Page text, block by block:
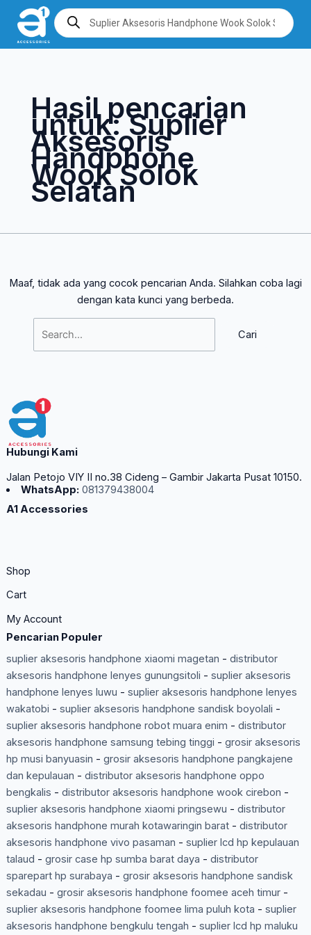
Lewati
konten
Products
search
Hasil pencarian
untuk:Suplier
Aksesoris
Handphone
Wook Solok
Selatan
Maaf, tidak ada yang cocok pencarian Anda. Silahkan coba lagi
dengan kata kunci yang berbeda.
Cari
untuk:
Hubungi Kami
Jalan Petojo VIY II no.38 Cideng – Gambir Jakarta Pusat 10150.
WhatsApp: 081379438004
A1 Accessories
Shop
Cart
My Account
Pencarian Populer
suplier aksesoris handphone xiaomi magetan - distributor
aksesoris handphone lenyes gunungsitoli - suplier aksesoris
handphone lenyes luwu - suplier aksesoris handphone lenyes
wakatobi - suplier aksesoris handphone sandisk boyolali -
suplier aksesoris handphone robot muara enim - distributor
aksesoris handphone samsung tebing tinggi - grosir aksesoris
hp musi banyuasin - grosir aksesoris handphone pangkajene
dan kepulauan - distributor aksesoris handphone oppo
bengkalis - distributor aksesoris handphone wook cirebon -
suplier aksesoris handphone xiaomi pringsewu - distributor
aksesoris handphone murah kotawaringin barat- distributor
aksesoris handphone vivo pasaman - suplier lcd hp kepulauan
talaud - grosir case hp sumba barat daya - distributor
sparepart hp surabaya - grosir aksesoris handphone sandisk
sekadau - grosir aksesoris handphone foomee aceh timur-
suplier aksesoris handphone foomee lima puluh kota - suplier
aksesoris handphone bengkulu tengah - suplier lcd hp maluku